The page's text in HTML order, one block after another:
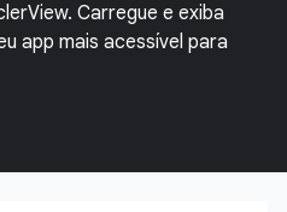
Carregue e exiba
app mais acessível para